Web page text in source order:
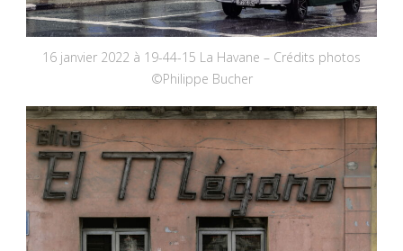
16 janvier 2022 à 19-44-15 La Havane – Crédits photos
©Philippe Bucher